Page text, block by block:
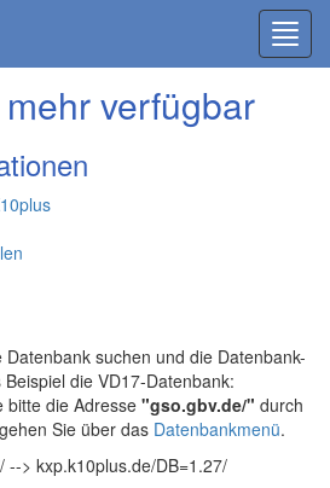
verfügbar
suchen und die Datenbank-
die VD17-Datenbank:
bitte die Adresse "gso.gbv.de/" durch
Sie über das Datenbankmenü.
--> kxp.k10plus.de/DB=1.27/